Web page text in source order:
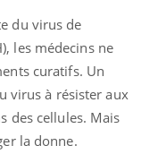
du virus de
les médecins ne
curatifs. Un
virus à résister aux
des cellules. Mais
la donne.